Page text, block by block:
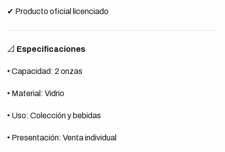
✔ Producto oficial licenciado
📐 Especificaciones
• Capacidad: 2 onzas
• Material: Vidrio
• Uso: Colección y bebidas
• Presentación: Venta individual